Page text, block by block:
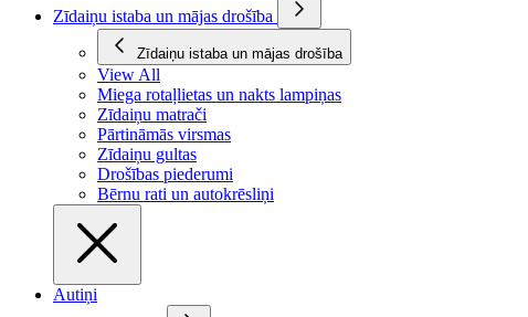
Zīdaiņu istaba un mājas drošība
Zīdaiņu istaba un mājas drošība
View All
Miega rotaļlietas un nakts lampiņas
Zīdaiņu matrači
Pārtināmās virsmas
Zīdaiņu gultas
Drošības piederumi
Bērnu rati un autokrēsliņi
Autiņi